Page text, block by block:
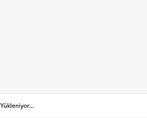
Yükleniyor...